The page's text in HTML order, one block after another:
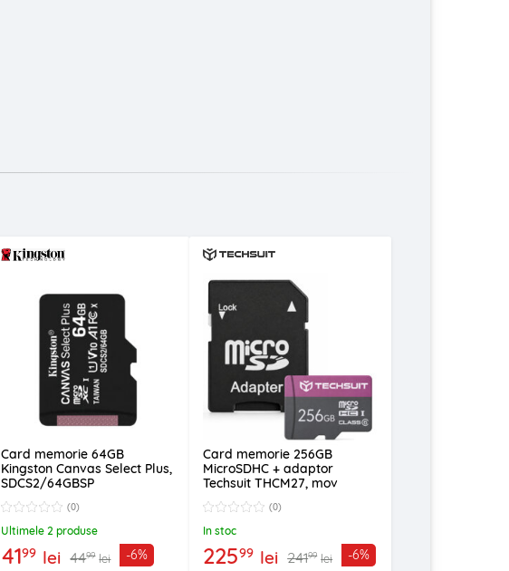
Card memorie 64GB
Kingston Canvas Select Plus,
SDCS2/64GBSP
(0)
Ultimele 2 produse
4199 lei 4499 lei -6%
Card memorie 256GB
MicroSDHC + adaptor
Techsuit THCM27, mov
(0)
In stoc
22599 lei 24199 lei -6%